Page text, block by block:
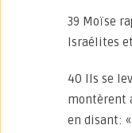
39 Moïse
Israélites
40 Ils se
montèrent
en disant: